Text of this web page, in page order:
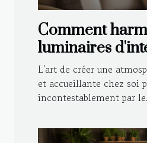
Comment
luminaires
votre
L'art de créer une
et accueillante chez soi
incontestablement par